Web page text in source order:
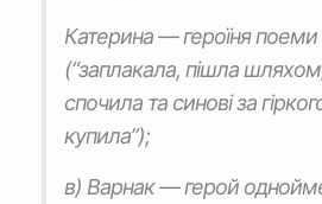
Катерина — героїня поеми
(“заплакала, пішла
спочила та синові за
купила”);
в) Варнак — герой